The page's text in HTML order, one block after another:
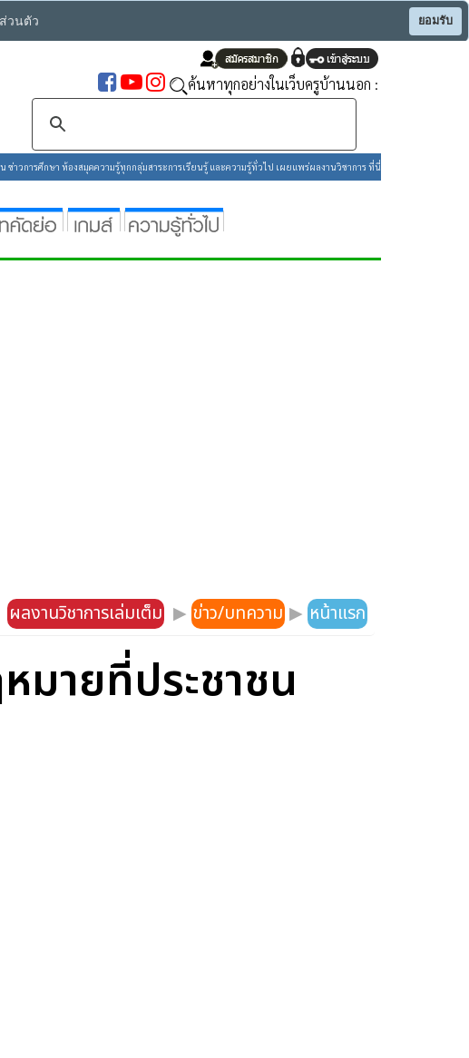
วนตัว ยอมรับ
ค้นหาทุกอย่างในเว็บครูบ้านนอก :
าวการศึกษา ห้องสมุดความรู้ทุกกลุ่มสาระการเรียนรู้ และความรู้ทั่วไป เผยแพร่ผลงานวิชาการ ที่นี่
ผลงานวิชาการเล่มเต็ม ▶ ข่าว/บทความ ▶ หน้าแรก
มายที่ประชาชน